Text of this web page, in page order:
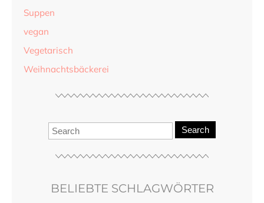
Suppen
vegan
Vegetarisch
Weihnachtsbäckerei
Search
BELIEBTE SCHLAGWÖRTER